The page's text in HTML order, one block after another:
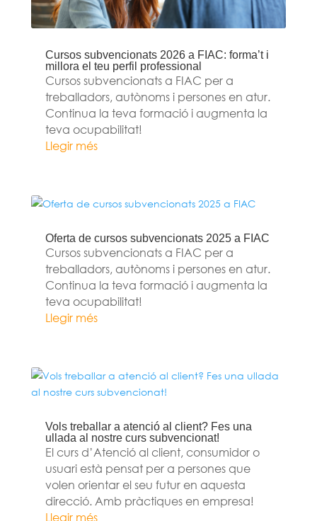
Cursos subvencionats 2026 a FIAC: forma’t i
millora el teu perfil professional
Cursos subvencionats a FIAC per a
treballadors, autònoms i persones en atur.
Continua la teva formació i augmenta la
teva ocupabilitat!
Llegir més
Oferta de cursos subvencionats 2025 a FIAC
Cursos subvencionats a FIAC per a
treballadors, autònoms i persones en atur.
Continua la teva formació i augmenta la
teva ocupabilitat!
Llegir més
Vols treballar a atenció al client? Fes una
ullada al nostre curs subvencionat!
El curs d’Atenció al client, consumidor o
usuari està pensat per a persones que
volen orientar el seu futur en aquesta
direcció. Amb pràctiques en empresa!
Llegir més